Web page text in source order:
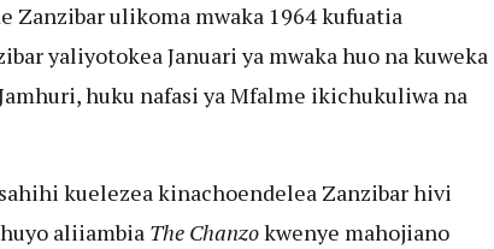
Zanzibar ulikoma mwaka 1964 kufuatia
yaliyotokea Januari ya mwaka huo na kuweka
huku nafasi ya Mfalme ikichukuliwa na
kuelezea kinachoendelea Zanzibar hivi
aliiambia The Chanzokwenye mahojiano